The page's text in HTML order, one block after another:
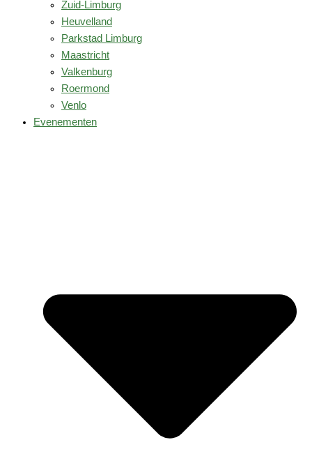
Zuid-Limburg
Heuvelland
Parkstad Limburg
Maastricht
Valkenburg
Roermond
Venlo
Evenementen